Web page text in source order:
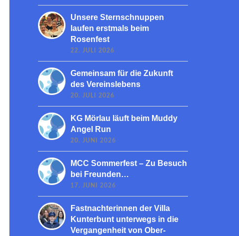
Unsere Sternschnuppen
laufen erstmals beim
Rosenfest
22. JULI 2026
Gemeinsam für die Zukunft
des Vereinslebens
20. JULI 2026
KG Mörlau läuft beim Muddy
Angel Run
20. JUNI 2026
MCC Sommerfest – Zu Besuch
bei Freunden…
17. JUNI 2026
Fastnachterinnen der Villa
Kunterbunt unterwegs in die
Vergangenheit von Ober-